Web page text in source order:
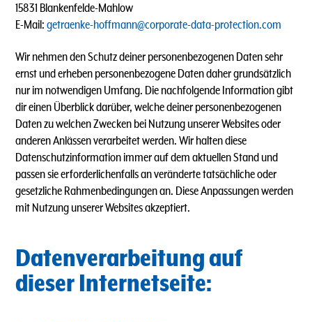
15831 Blankenfelde-Mahlow
E-Mail: getraenke-hoffmann@corporate-data-protection.com
Wir nehmen den Schutz deiner personenbezogenen Daten sehr
ernst und erheben personenbezogene Daten daher grundsätzlich
nur im notwendigen Umfang. Die nachfolgende Information gibt
dir einen Überblick darüber, welche deiner personenbezogenen
Daten zu welchen Zwecken bei Nutzung unserer Websites oder
anderen Anlässen verarbeitet werden. Wir halten diese
Datenschutzinformation immer auf dem aktuellen Stand und
passen sie erforderlichenfalls an veränderte tatsächliche oder
gesetzliche Rahmenbedingungen an. Diese Anpassungen werden
mit Nutzung unserer Websites akzeptiert.
Datenverarbeitung auf
dieser Internetseite: